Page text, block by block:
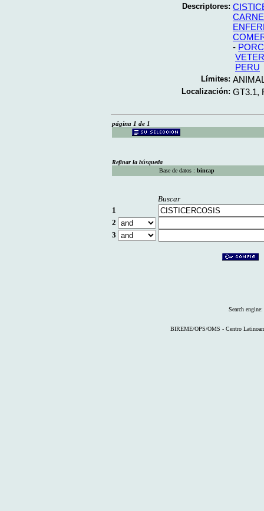
Descriptores:
CARNE
-
PERU
Límites:
Localización: GT3.1,
página 1 de 1
Refinar la búsqueda
Base de datos : bincap
Buscar
1
2
3
Search engine:
BIREME/OPS/OMS - Centro